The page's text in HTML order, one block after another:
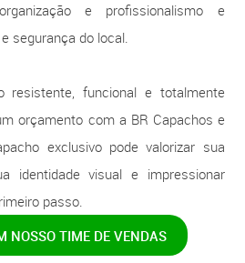
e profissionalismo e
segurança do local.
resistente, funcional e totalmente
orçamento com a BR Capachos e
exclusivo pode valorizar sua
identidade visual e impressionar
passo.
NOSSO TIME DE VENDAS